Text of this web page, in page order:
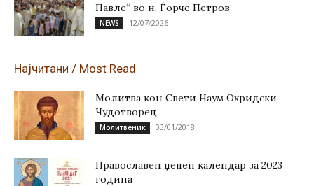
Павле“ во н. Ѓорче Петров
NEWS 12/07/2026
Најчитани / Most Read
Молитва кон Свети Наум Охридски
Чудотворец
Молитвеник 03/01/2018
Православен џепен календар за 2023
година